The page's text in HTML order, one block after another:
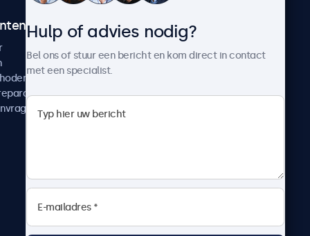
Over Beetronics
Werken bij Beetronics
Algemene voorwaarden
Hulp of advies nodig?
Bel ons of stuur een bericht en kom direct in contact
met een specialist.